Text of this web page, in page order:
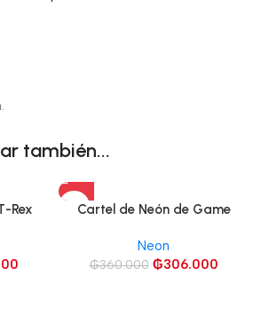
también...
Rex
Cartel de Neón de Game
Neon
₲360.000 ₲306.000